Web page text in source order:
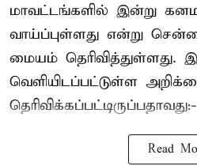
மாவட்டங்களில் இன்று
வாய்ப்புள்ளது என்று
மையம் தெரிவித்துள்ளது.
வெளியிடப்பட்டுள்ள
தெரிவிக்கப்பட்டிருப்பதாவது:-
Read